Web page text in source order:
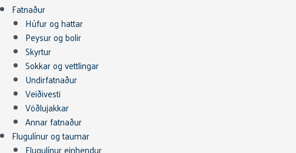
Fatnaður
Húfur og hattar
Peysur og bolir
Skyrtur
Sokkar og vettlingar
Undirfatnaður
Veiðivesti
Vöðlujakkar
Annar fatnaður
Flugulínur og taumar
Flugulínur einhendur